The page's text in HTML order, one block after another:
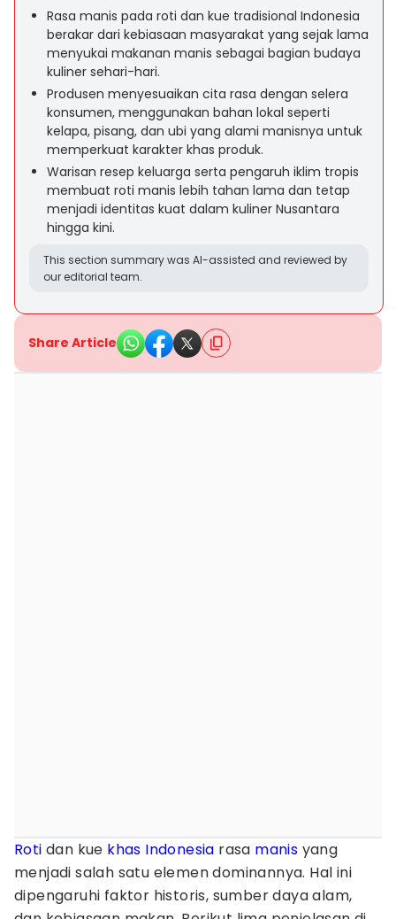
Rasa manis pada roti dan kue tradisional Indonesia
berakar dari kebiasaan masyarakat yang sejak lama
menyukai makanan manis sebagai bagian budaya
kuliner sehari-hari.
Produsen menyesuaikan cita rasa dengan selera
konsumen, menggunakan bahan lokal seperti
kelapa, pisang, dan ubi yang alami manisnya untuk
memperkuat karakter khas produk.
Warisan resep keluarga serta pengaruh iklim tropis
membuat roti manis lebih tahan lama dan tetap
menjadi identitas kuat dalam kuliner Nusantara
hingga kini.
This section summary was AI-assisted and reviewed by
our editorial team.
Share Article
Roti dan kue khas Indonesia rasa manis yang
menjadi salah satu elemen dominannya. Hal ini
dipengaruhi faktor historis, sumber daya alam,